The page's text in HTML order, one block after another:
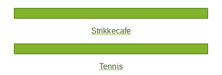
Strikkecafe
Tennis